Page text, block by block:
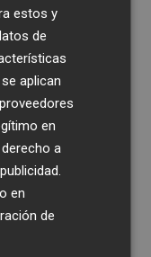
Róterdam de
estos y
de
aplican
en
a
.
en
de